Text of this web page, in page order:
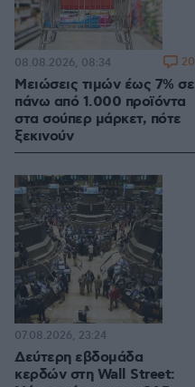
Μειώσεις τιμών έως 7% σε
πάνω από 1.000 προϊόντα
στα σούπερ μάρκετ, πότε
ξεκινούν
08.08.2026, 08:34 20
Δεύτερη εβδομάδα
κερδών στη Wall Street:
07.08.2026, 23:24